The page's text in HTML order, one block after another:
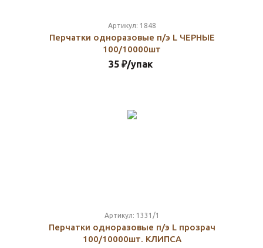
Артикул: 1848
Перчатки одноразовые п/э L ЧЕРНЫЕ
100/10000шт
35 ₽/упак
Артикул: 1331/1
Перчатки одноразовые п/э L прозрач
100/10000шт. КЛИПСА